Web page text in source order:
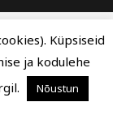
Küpsiseid
ja kodulehe
Nõustun